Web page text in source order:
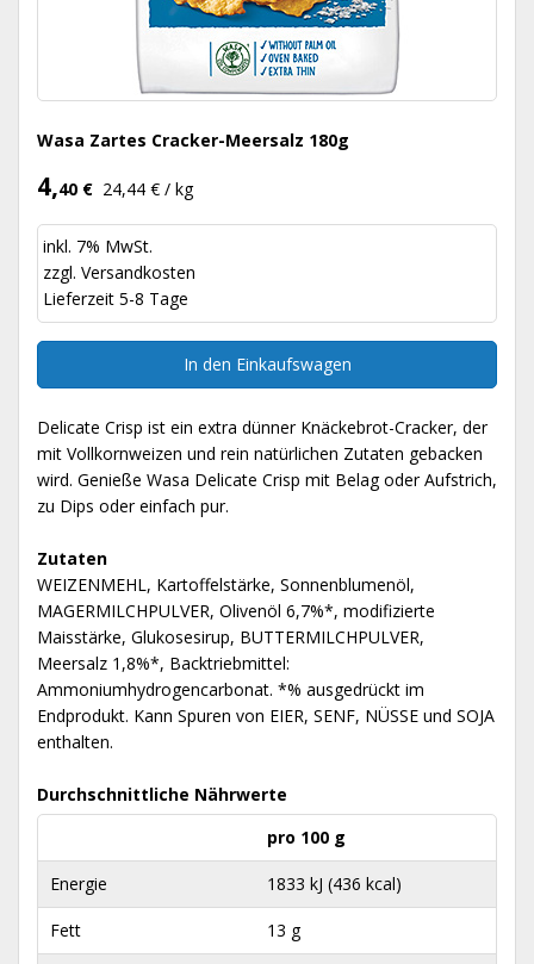
Wasa Zartes Cracker-Meersalz 180g
4,40 € 24,44 € / kg
inkl. 7% MwSt.
zzgl. Versandkosten
Lieferzeit 5-8 Tage
In den Einkaufswagen
Delicate Crisp ist ein extra dünner Knäckebrot-Cracker, der
mit Vollkornweizen und rein natürlichen Zutaten gebacken
wird. Genieße Wasa Delicate Crisp mit Belag oder Aufstrich,
zu Dips oder einfach pur.
Zutaten
WEIZENMEHL, Kartoffelstärke, Sonnenblumenöl,
MAGERMILCHPULVER, Olivenöl 6,7%*, modifizierte
Maisstärke, Glukosesirup, BUTTERMILCHPULVER,
Meersalz 1,8%*, Backtriebmittel:
Ammoniumhydrogencarbonat. *% ausgedrückt im
Endprodukt. Kann Spuren von EIER, SENF, NÜSSE und SOJA
enthalten.
Durchschnittliche Nährwerte
pro 100 g
Energie 1833 kJ (436 kcal)
Fett 13 g